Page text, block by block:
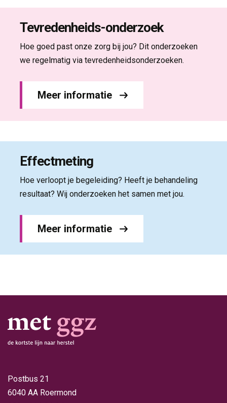
Tevredenheids-onderzoek
Hoe goed past onze zorg bij jou? Dit onderzoeken
we regelmatig via tevredenheidsonderzoeken.
Meer informatie
Effectmeting
Hoe verloopt je begeleiding? Heeft je behandeling
resultaat? Wij onderzoeken het samen met jou.
Meer informatie
Postbus 21
6040 AA Roermond